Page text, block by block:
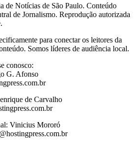
de Notícias de São Paulo. Conteúdo
de Jornalismo. Reprodução autorizada
para conectar os leitores da
Somos líderes de audiência local.
conosco:
G. Afonso
de Carvalho
Vinicius Mororó